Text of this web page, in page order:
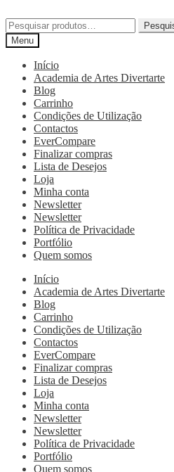
Menu
Início
Academia de Artes Divertarte
Blog
Carrinho
Condições de Utilização
Contactos
EverCompare
Finalizar compras
Lista de Desejos
Loja
Minha conta
Newsletter
Newsletter
Política de Privacidade
Portfólio
Quem somos
Início
Academia de Artes Divertarte
Blog
Carrinho
Condições de Utilização
Contactos
EverCompare
Finalizar compras
Lista de Desejos
Loja
Minha conta
Newsletter
Newsletter
Política de Privacidade
Portfólio
Quem somos